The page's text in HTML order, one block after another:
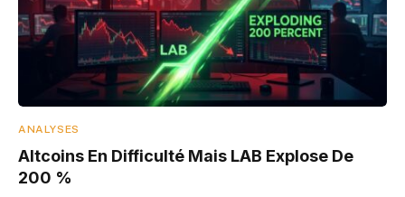
ANALYSES
Altcoins En Difficulté Mais LAB Explose De
200 %